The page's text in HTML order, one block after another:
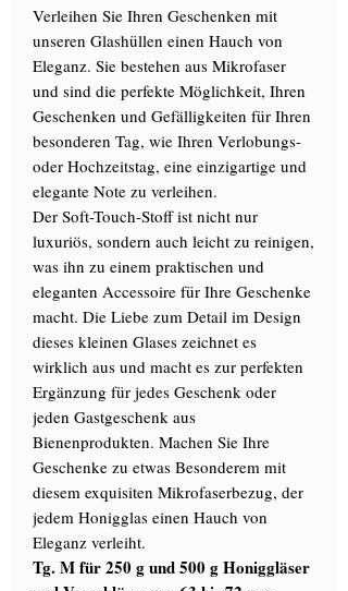
Verleihen Sie Ihren Geschenken mit
unseren Glashüllen einen Hauch von
Eleganz. Sie bestehen aus Mikrofaser
und sind die perfekte Möglichkeit, Ihren
Geschenken und Gefälligkeiten für Ihren
besonderen Tag, wie Ihren Verlobungs-
oder Hochzeitstag, eine einzigartige und
elegante Note zu verleihen.
Der Soft-Touch-Stoff ist nicht nur
luxuriös, sondern auch leicht zu reinigen,
was ihn zu einem praktischen und
eleganten Accessoire für Ihre Geschenke
macht. Die Liebe zum Detail im Design
dieses kleinen Glases zeichnet es
wirklich aus und macht es zur perfekten
Ergänzung für jedes Geschenk oder
jeden Gastgeschenk aus
Bienenprodukten. Machen Sie Ihre
Geschenke zu etwas Besonderem mit
diesem exquisiten Mikrofaserbezug, der
jedem Honigglas einen Hauch von
Eleganz verleiht.
Tg. M für 250 g und 500 g Honiggläser